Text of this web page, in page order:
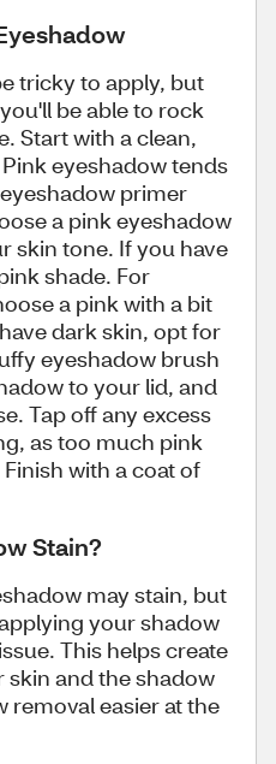
tricky to apply, but
be able to rock
Start with a clean,
eyeshadow tends
primer
a pink eyeshadow
skin tone. If you have
shade. For
a pink with a bit
dark skin, opt for
eyeshadow brush
to your lid, and
Tap off any excess
as too much pink
with a coat of
Stain?
may stain, but
your shadow
This helps create
and the shadow
removal easier at the